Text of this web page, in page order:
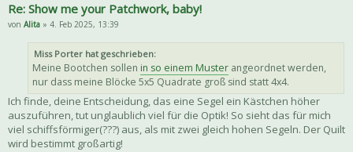
Re: Show me your Patchwork, baby!
von Alita » 4. Feb 2025, 13:39
Miss Porter hat geschrieben:
Meine Bootchen sollen in so einem Muster angeordnet werden,
nur dass meine Blöcke 5x5 Quadrate groß sind statt 4x4.
Ich finde, deine Entscheidung, das eine Segel ein Kästchen höher
auszuführen, tut unglaublich viel für die Optik! So sieht das für mich
viel schiffsförmiger(???) aus, als mit zwei gleich hohen Segeln. Der Quilt
wird bestimmt großartig!